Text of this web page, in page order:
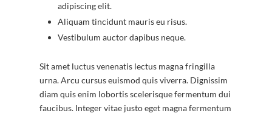
adipiscing elit.
Aliquam tincidunt mauris eu risus.
Vestibulum auctor dapibus neque.
Sit amet luctus venenatis lectus magna fringilla
urna. Arcu cursus euismod quis viverra. Dignissim
diam quis enim lobortis scelerisque fermentum dui
faucibus. Integer vitae justo eget magna fermentum